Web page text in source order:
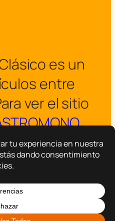
es un
entre
ver el sitio
.
Hazlo por familia.
de cookies